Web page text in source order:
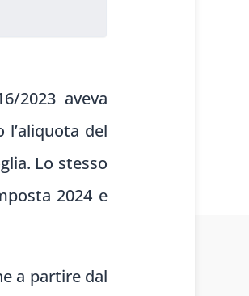
2023 aveva
del
Lo stesso
2024 e
a partire dal